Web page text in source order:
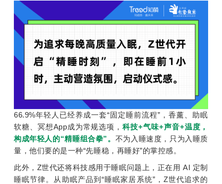
66.9%年轻人已经养成一套“固定睡前流程”，香薰、助眠
软糖、冥想App成为常规选项，科技+气味+声音+温度，
构成年轻人的“精睡组合拳”。 不为入睡速度，只为入睡质
量，他们要的是一种“先睡稳，再睡好”的掌控感。
此外，Z世代还将科技感用于睡眠问题上，正在用 AI 定制
睡眠节律。从助眠产品到“睡眠家居系统”，Z世代追求的